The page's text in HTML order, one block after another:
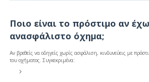
Ποιο είναι το πρόστιμο αν έχω
ανασφάλιστο όχημα;
Αν βρεθείς να οδηγείς χωρίς ασφάλιση, κινδυνεύεις με
του οχήματος. Συγκεκριμένα: